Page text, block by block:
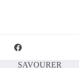
SAVOURER